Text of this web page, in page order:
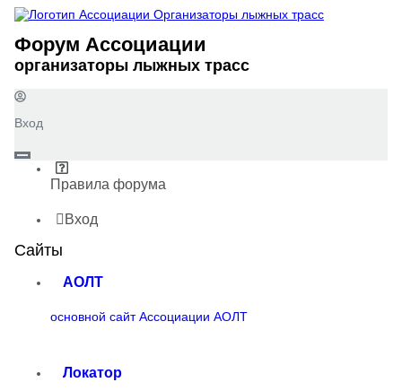
Форум Ассоциации
организаторы лыжных трасс
Вход
Правила форума
Вход
Сайты
АОЛТ
основной сайт Ассоциации АОЛТ
Локатор